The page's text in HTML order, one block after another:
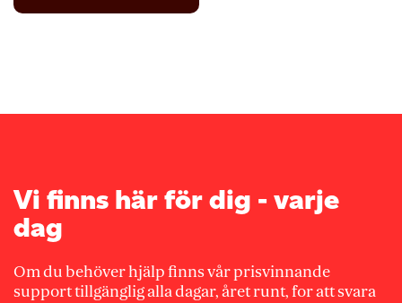
Vi finns här för dig - varje
dag
Om du behöver hjälp finns vår prisvinnande
support tillgänglig alla dagar, året runt, for att svara